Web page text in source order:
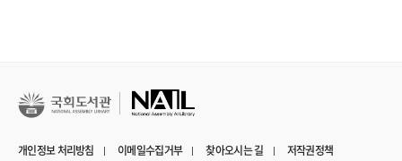
개인정보 처리방침 이메일수집거부 찾아오시는 길 저작권정책